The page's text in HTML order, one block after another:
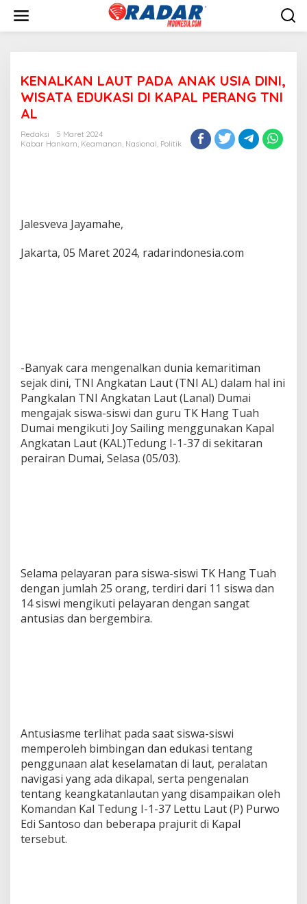
w
KENALKAN LAUT PADA ANAK USIA DINI,
WISATA EDUKASI DI KAPAL PERANG TNI
AL
Redaksi
5 Maret 2024
Kabar Hankam, Keamanan, Nasional, Politik
Jalesveva Jayamahe,
Jakarta, 05 Maret 2024, radarindonesia.com
-Banyak cara mengenalkan dunia kemaritiman
sejak dini, TNI Angkatan Laut (TNI AL) dalam hal ini
Pangkalan TNI Angkatan Laut (Lanal) Dumai
mengajak siswa-siswi dan guru TK Hang Tuah
Dumai mengikuti Joy Sailing menggunakan Kapal
Angkatan Laut (KAL)Tedung I-1-37 di sekitaran
perairan Dumai, Selasa (05/03).
Selama pelayaran para siswa-siswi TK Hang Tuah
dengan jumlah 25 orang, terdiri dari 11 siswa dan
14 siswi mengikuti pelayaran dengan sangat
antusias dan bergembira.
Antusiasme terlihat pada saat siswa-siswi
memperoleh bimbingan dan edukasi tentang
penggunaan alat keselamatan di laut, peralatan
navigasi yang ada dikapal, serta pengenalan
tentang keangkatanlautan yang disampaikan oleh
Komandan Kal Tedung I-1-37 Lettu Laut (P) Purwo
Edi Santoso dan beberapa prajurit di Kapal
tersebut.